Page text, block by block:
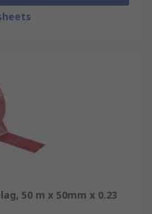
50 m x 50mm x 0.23